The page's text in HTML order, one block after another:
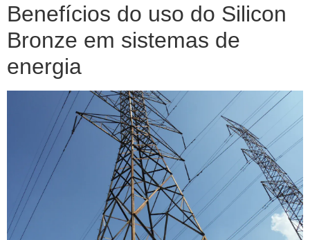
Benefícios do uso do Silicon
Bronze em sistemas de
energia